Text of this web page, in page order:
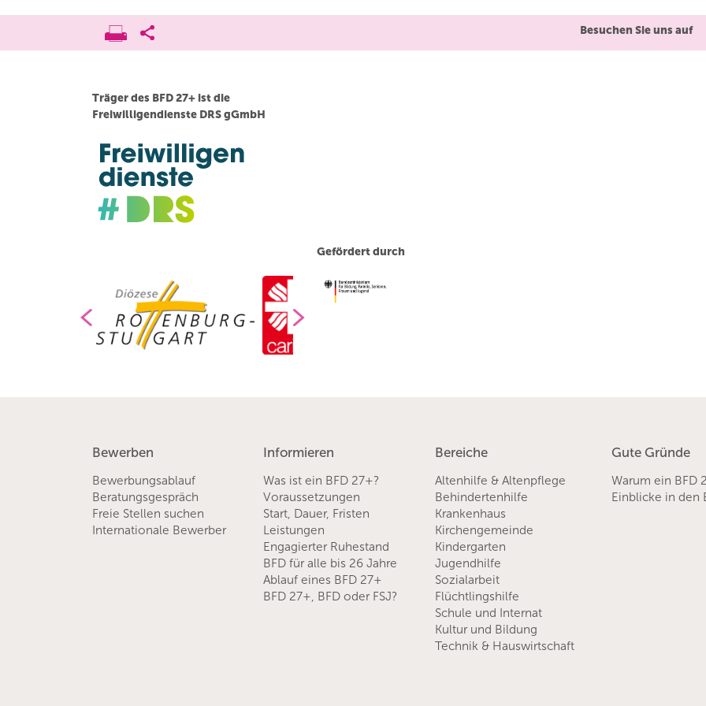
Besuchen Sie uns auf
Träger des BFD 27+ ist die
Freiwilligendienste DRS gGmbH
Gefördert durch
Bewerben
Bewerbungsablauf
Beratungsgespräch
Freie Stellen suchen
Internationale Bewerber
Informieren
Was ist ein BFD 27+?
Voraussetzungen
Start, Dauer, Fristen
Leistungen
Engagierter Ruhestand
BFD für alle bis 26 Jahre
Ablauf eines BFD 27+
BFD 27+, BFD oder FSJ?
Bereiche
Altenhilfe & Altenpflege
Behindertenhilfe
Krankenhaus
Kirchengemeinde
Kindergarten
Jugendhilfe
Sozialarbeit
Flüchtlingshilfe
Schule und Internat
Kultur und Bildung
Technik & Hauswirtschaft
Gute Gründe
Warum ein BFD
Einblicke in den